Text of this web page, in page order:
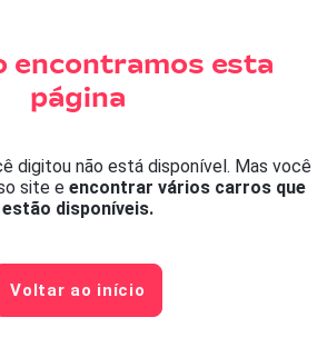
encontramos esta
página
digitou não está disponível. Mas você
site e encontrar vários carros que
estão disponíveis.
Voltar ao início